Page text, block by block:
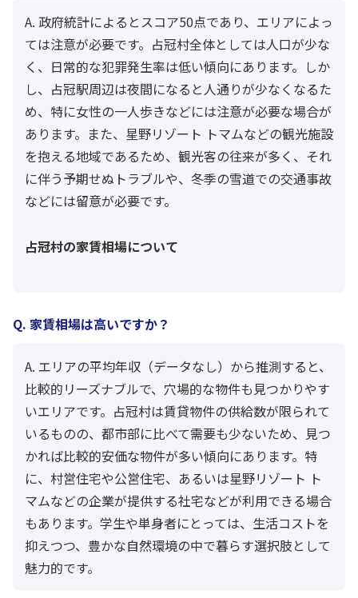
A. 政府統計によるとスコア50点であり、エリアによっ
ては注意が必要です。占冠村全体としては人口が少な
く、日常的な犯罪発生率は低い傾向にあります。しか
し、占冠駅周辺は夜間になると人通りが少なくなるた
め、特に女性の一人歩きなどには注意が必要な場合が
あります。また、星野リゾート トマムなどの観光施設
を抱える地域であるため、観光客の往来が多く、それ
に伴う予期せぬトラブルや、冬季の雪道での交通事故
などには留意が必要です。
占冠村の家賃相場について
Q. 家賃相場は高いですか？
A. エリアの平均年収（データなし）から推測すると、
比較的リーズナブルで、穴場的な物件も見つかりやす
いエリアです。占冠村は賃貸物件の供給数が限られて
いるものの、都市部に比べて需要も少ないため、見つ
かれば比較的安価な物件が多い傾向にあります。特
に、村営住宅や公営住宅、あるいは星野リゾート ト
マムなどの企業が提供する社宅などが利用できる場合
もあります。学生や単身者にとっては、生活コストを
抑えつつ、豊かな自然環境の中で暮らす選択肢として
魅力的です。